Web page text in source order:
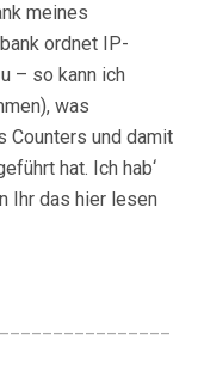
meines
ordnet IP-
– so kann ich
was
Counters und damit
hat. Ich hab‘
Ihr das hier lesen